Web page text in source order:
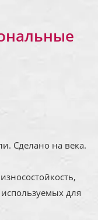
Сделано на века.
для